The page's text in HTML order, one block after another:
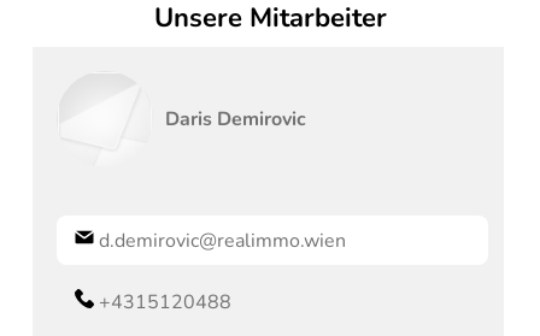
Unsere Mitarbeiter
Daris Demirovic
d.demirovic@realimmo.wien
+4315120488